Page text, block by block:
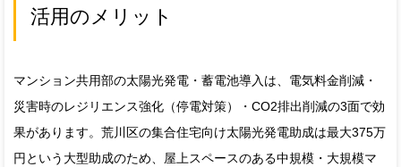
活用のメリット
マンション共用部の太陽光発電・蓄電池導入は、電気料金削減・
災害時のレジリエンス強化（停電対策）・CO2排出削減の3面で効
果があります。荒川区の集合住宅向け太陽光発電助成は最大375万
円という大型助成のため、屋上スペースのある中規模・大規模マ